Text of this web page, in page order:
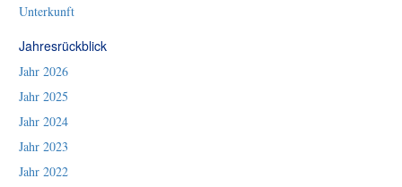
Unterkunft
Jahresrückblick
Jahr 2026
Jahr 2025
Jahr 2024
Jahr 2023
Jahr 2022